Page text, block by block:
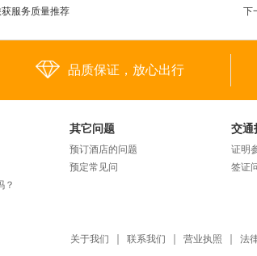
服务质量推荐 下
品质保证，放心出行
？
其它问题
预订酒店的问题
预定常见问
交通
证明
签证
关于我们 联系我们 营业执照 法